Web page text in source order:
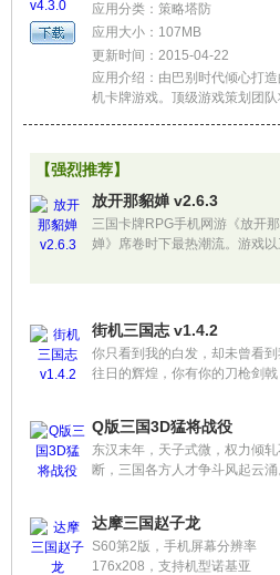
应用分类：策略塔防
应用大小：107MB
更新时间：2015-04-22
应用介绍：由巴别时代倾心打
机卡牌游戏。顶级游戏策划团
【强烈推荐】
放开那貂婵 v2.6.3
三国卡牌RPG手机网游《放开
婵》席卷时下最热潮流。游戏以
斩将、征战沙场，成就一统霸业
街机三国志 v1.4.2
你只看到我的白发，却未曾看
往日的辉煌，你有你的刀枪剑戟
颇老矣，不配出战，我可怜你总
躲在盾牌之后，你可以轻视我的
迈，我会证明这是谁在主宰的战
少不了流血和伤痛，但那又怎样
哪怕遍体鳞伤也要战的漂亮！
Q版三国3D猛将战役
东汉末年，天子式微，权力倾轧
断，三国各方人才争斗风起云涌
袭！
达摩三国赵子龙
S60第2版，手机屏幕分辨率
176x208，支持机型诺基亚